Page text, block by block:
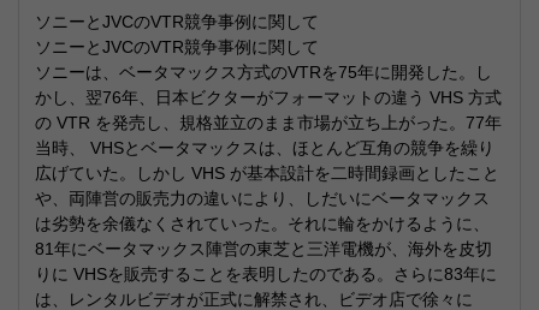
ソニーとJVCのVTR競争事例に関して
ソニーとJVCのVTR競争事例に関して
ソニーは、ベータマックス方式のVTRを75年に開発した。し
かし、翌76年、日本ビクターがフォーマットの違う VHS 方式
の VTR を発売し、規格並立のまま市場が立ち上がった。77年
当時、 VHSとベータマックスは、ほとんど互角の競争を繰り
広げていた。しかし VHS が基本設計を二時間録画としたこと
や、両陣営の販売力の違いにより、しだいにベータマックス
は劣勢を余儀なくされていった。それに輪をかけるように、
81年にベータマックス陣営の東芝と三洋電機が、海外を皮切
りに VHSを販売することを表明したのである。さらに83年に
は、レンタルビデオが正式に解禁され、ビデオ店で徐々に